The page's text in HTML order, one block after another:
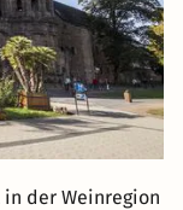
der Weinregion